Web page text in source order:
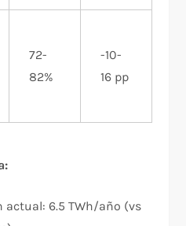
72-
82%
-10-
16 pp
actual: 6.5 TWh/año (vs